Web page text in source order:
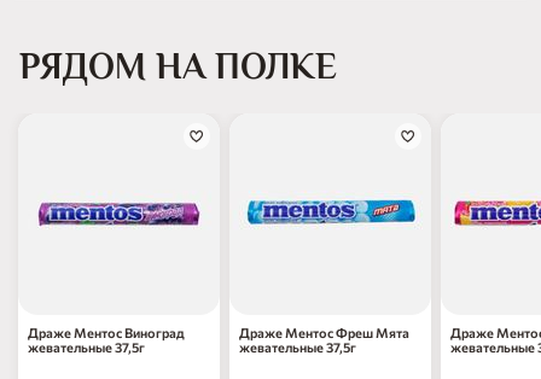
РЯДОМ НА ПОЛКЕ
Драже Ментос Виноград
жевательные 37,5г
Драже Ментос Фреш Мята
жевательные 37,5г
Драже
жевательные